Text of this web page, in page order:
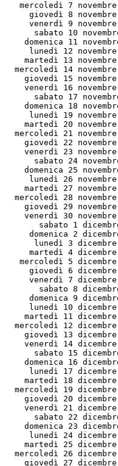
mercoledì 7
giovedì 8
venerdì 9
sabato 10
domenica 11
lunedì 12
martedì 13
mercoledì 14
giovedì 15
venerdì 16
sabato 17
domenica 18
lunedì 19
martedì 20
mercoledì 21
giovedì 22
venerdì 23
sabato 24
domenica 25
lunedì 26
martedì 27
mercoledì 28
giovedì 29
venerdì 30
sabato 1
domenica 2
lunedì 3
martedì 4
mercoledì 5
giovedì 6
venerdì 7
sabato 8
domenica 9
lunedì 10
martedì 11
mercoledì 12
giovedì 13
venerdì 14
sabato 15
domenica 16
lunedì 17
martedì 18
mercoledì 19
giovedì 20
venerdì 21
sabato 22
domenica 23
lunedì 24
martedì 25
mercoledì 26
giovedì 27